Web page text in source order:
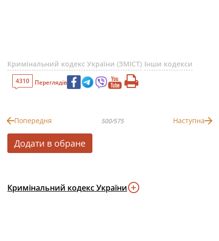
Кримінальний кодекс України (ЗМІСТ) Інши кодекси
4310 Переглядів
Попередня 500/575 Наступна
Додати в обране
Кримінальний кодекс України